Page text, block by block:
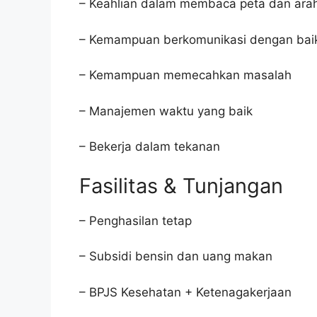
– Keahlian dalam membaca peta dan
– Kemampuan berkomunikasi dengan
– Kemampuan memecahkan masalah
– Manajemen waktu yang baik
– Bekerja dalam tekanan
Fasilitas & Tunjangan
– Penghasilan tetap
– Subsidi bensin dan uang makan
– BPJS Kesehatan + Ketenagakerjaan